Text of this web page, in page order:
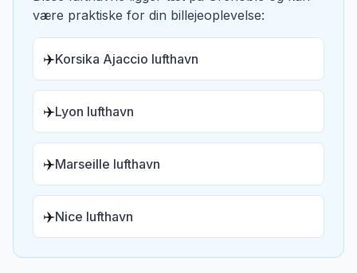
være praktiske for din billejeoplevelse:
✈️Korsika Ajaccio lufthavn
✈️Lyon lufthavn
✈️Marseille lufthavn
✈️Nice lufthavn